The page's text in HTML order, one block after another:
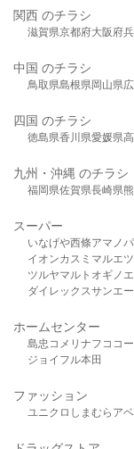
関西 のチラシ
滋賀県京都府大阪府
中国 のチラシ
鳥取県島根県岡山県
四国 のチラシ
徳島県香川県愛媛県
九州・沖縄 のチラシ
福岡県佐賀県長崎県
スーパー
いなげや西條アマノ
イオンカスミ マルエツ
ツルヤマルト オギノ
ダイレックスサンエー
ホームセンター
島忠 コメリ ナフコ コ
ジョイフル本田
ファッション
ユニクロ しまむら ア